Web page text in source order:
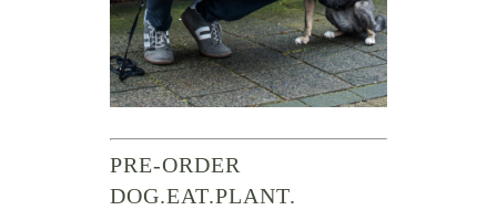
PRE-ORDER
DOG.EAT.PLANT.